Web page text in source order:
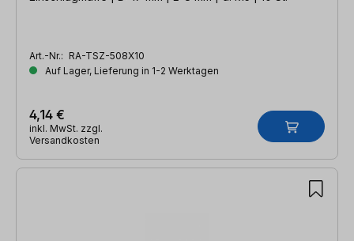
Art.-Nr.: RA-TSZ-508X10
Auf Lager, Lieferung in 1-2 Werktagen
4,14 €
inkl. MwSt. zzgl.
Versandkosten